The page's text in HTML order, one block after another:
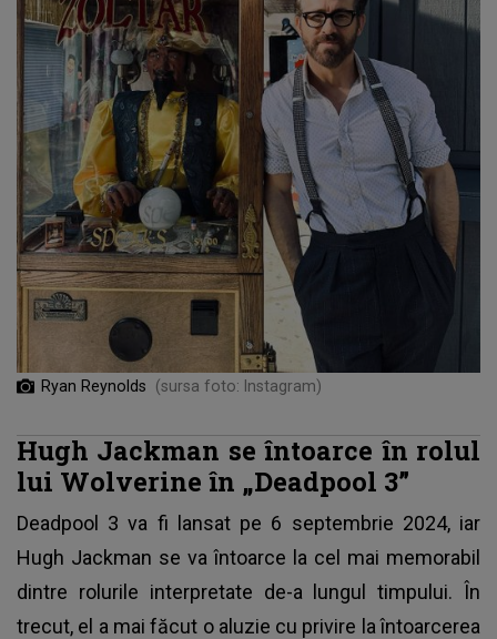
Ryan Reynolds (sursa foto: Instagram)
Hugh Jackman se întoarce în rolul
lui Wolverine în „Deadpool 3”
Deadpool 3 va fi lansat pe 6 septembrie 2024, iar
Hugh Jackman se va întoarce la cel mai memorabil
dintre rolurile interpretate de-a lungul timpului. În
trecut, el a mai făcut o aluzie cu privire la întoarcerea